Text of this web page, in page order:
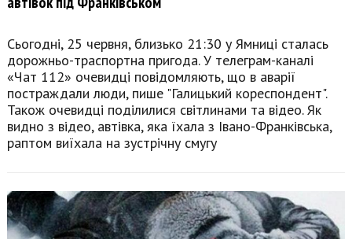
Сьогодні, 25 червня, близько 21:30 у Ямниці сталась
дорожньо-траспортна пригода. У телеграм-каналі
«Чат 112» очевидці повідомляють, що в аварії
постраждали люди, пише "Галицький кореспондент".
Також очевидці поділилися світлинами та відео. Як
видно з відео, автівка, яка їхала з Івано-Франківська,
раптом виїхала на зустрічну смугу